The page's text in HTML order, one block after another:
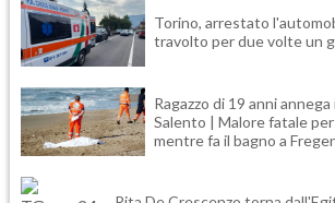
Torino, arrestato
travolto per due volte un
Ragazzo di 19 anni
Salento | Malore fatale
mentre fa il bagno a